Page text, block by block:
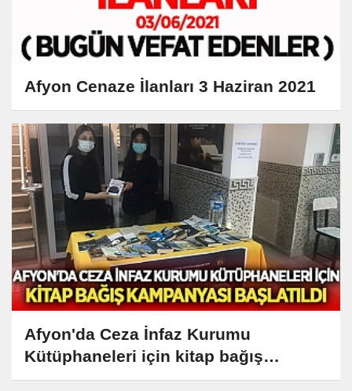
Afyon Cenaze İlanları 3 Haziran 2021
Afyon'da Ceza İnfaz Kurumu
Kütüphaneleri için kitap bağış
kampanyası başlatıldı